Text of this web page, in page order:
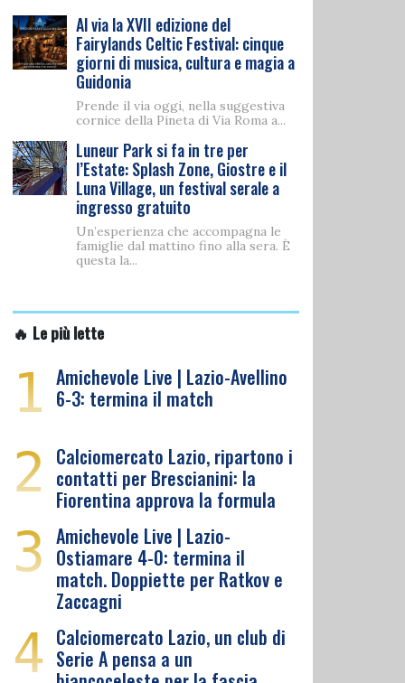
Al via la XVII edizione del
Fairylands Celtic Festival: cinque
giorni di musica, cultura e magia a
Guidonia
Prende il via oggi, nella suggestiva
cornice della Pineta di Via Roma a...
Luneur Park si fa in tre per
l’Estate: Splash Zone, Giostre e il
Luna Village, un festival serale a
ingresso gratuito
Un’esperienza che accompagna le
famiglie dal mattino fino alla sera. È
questa la...
🔥 Le più lette
1 Amichevole Live | Lazio-Avellino
6-3: termina il match
2 Calciomercato Lazio, ripartono i
contatti per Brescianini: la
Fiorentina approva la formula
3 Amichevole Live | Lazio-
Ostiamare 4-0: termina il
match. Doppiette per Ratkov e
Zaccagni
4 Calciomercato Lazio, un club di
Serie A pensa a un